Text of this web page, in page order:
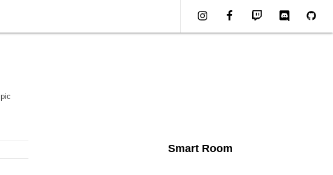
InstagramFacebookTwitchDiscord
pic
Smart Room